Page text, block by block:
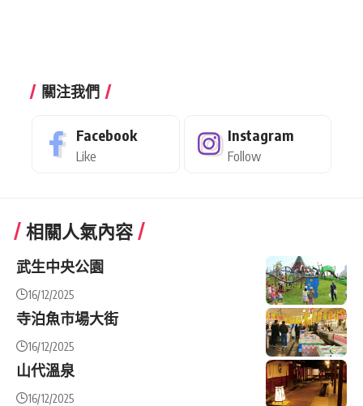
關注我們
Facebook
Like
Instagram
Follow
相關人氣內容
武生中央公園
16/12/2025
寺泊魚市場大街
16/12/2025
山代溫泉
16/12/2025